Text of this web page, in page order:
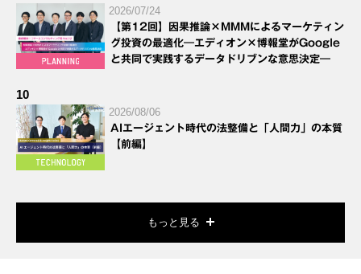
2026/07/24
【第12回】因果推論×MMMによるマーケティン
グ投資の最適化―エディオン×博報堂がGoogle
と共同で実践するデータドリブンな意思決定―
10
2026/08/06
AIエージェント時代の法整備と「人間力」の本質
【前編】
もっと見る